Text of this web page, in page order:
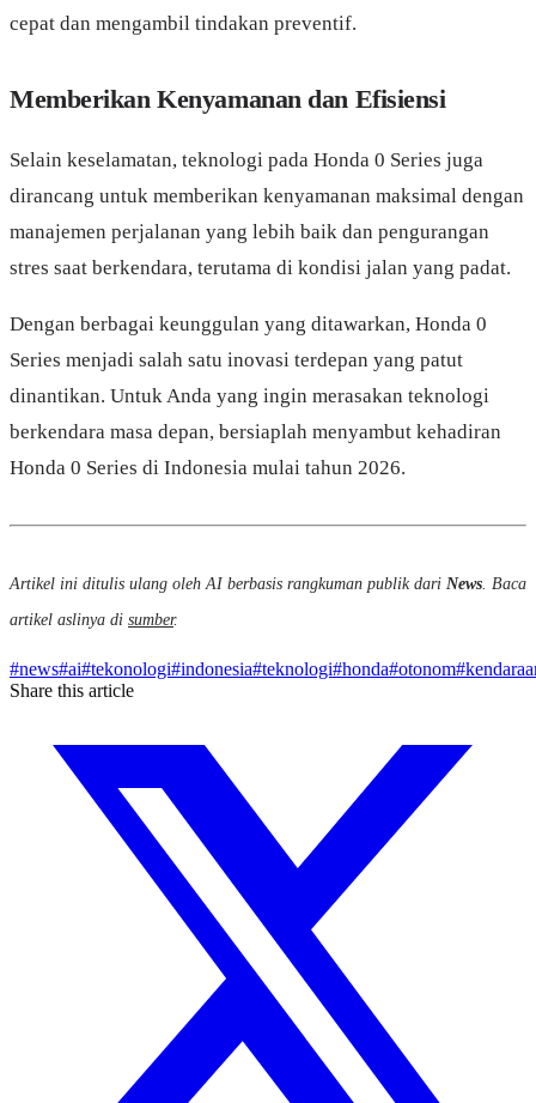
cepat dan mengambil tindakan preventif.
Memberikan Kenyamanan dan Efisiensi
Selain keselamatan, teknologi pada Honda 0 Series juga
dirancang untuk memberikan kenyamanan maksimal dengan
manajemen perjalanan yang lebih baik dan pengurangan
stres saat berkendara, terutama di kondisi jalan yang padat.
Dengan berbagai keunggulan yang ditawarkan, Honda 0
Series menjadi salah satu inovasi terdepan yang patut
dinantikan. Untuk Anda yang ingin merasakan teknologi
berkendara masa depan, bersiaplah menyambut kehadiran
Honda 0 Series di Indonesia mulai tahun 2026.
Artikel ini ditulis ulang oleh AI berbasis rangkuman publik dari News. Baca
artikel aslinya di sumber.
#news#ai#tekonologi#indonesia#teknologi#honda#otonom#
Share this article